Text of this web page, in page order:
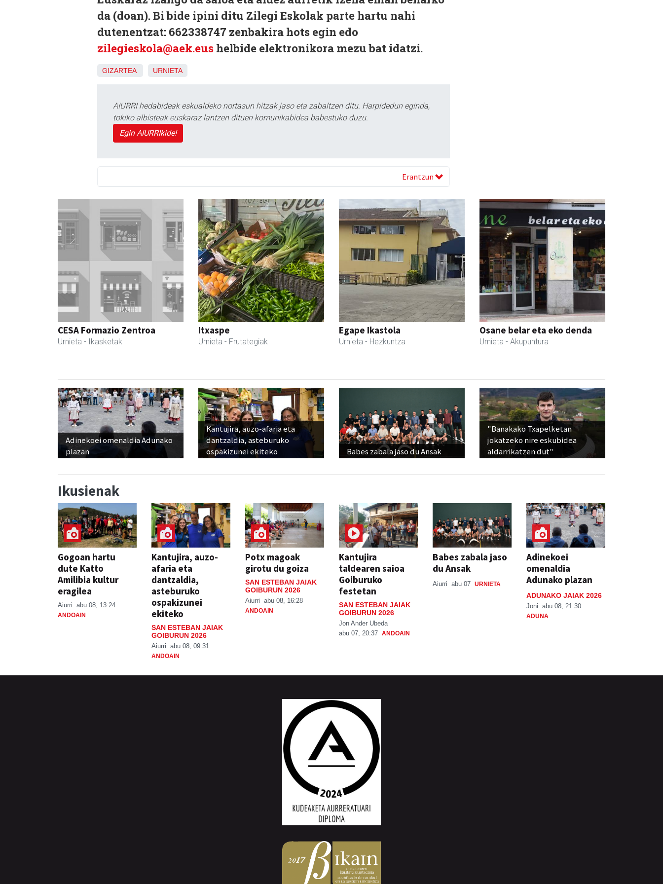
da (doan). Bi bide ipini ditu Zilegi Eskolak parte hartu nahi
dutenentzat: 662338747 zenbakira hots egin edo
zilegieskola@aek.eus helbide elektronikora mezu bat idatzi.
GIZARTEA URNIETA
AIURRI hedabideak eskualdeko nortasun hitzak jaso eta zabaltzen ditu. Harpidedun eginda,
tokiko albisteak euskaraz lantzen dituen komunikabidea babestuko duzu.
Egin AIURRIkide!
Erantzun
CESA Formazio Zentroa
Urnieta - Ikasketak
Itxaspe
Urnieta - Frutategiak
Egape Ikastola
Urnieta - Hezkuntza
Osane belar eta eko denda
Urnieta - Akupuntura
Adinekoei omenaldia Adunako
plazan
Kantujira, auzo-afaria eta
dantzaldia, asteburuko
ospakizunei ekiteko
Babes zabala jaso du Ansak
"Banakako Txapelketan
jokatzeko nire eskubidea
aldarrikatzen dut"
Ikusienak
Gogoan hartu
dute Katto
Amilibia kultur
eragilea
Aiurri abu 08, 13:24
ANDOAIN
Kantujira, auzo-
afaria eta
dantzaldia,
asteburuko
ospakizunei
ekiteko
SAN ESTEBAN JAIAK
GOIBURUN 2026
Aiurri abu 08, 09:31
ANDOAIN
Potx magoak
girotu du goiza
SAN ESTEBAN JAIAK
GOIBURUN 2026
Aiurri abu 08, 16:28
ANDOAIN
Kantujira
taldearen saioa
Goiburuko
festetan
SAN ESTEBAN JAIAK
GOIBURUN 2026
Jon Ander Ubeda
abu 07, 20:37 ANDOAIN
Babes zabala jaso
du Ansak
Aiurri abu 07 URNIETA
Adinekoei
omenaldia
Adunako plazan
ADUNAKO JAIAK 2026
Joni abu 08, 21:30
ADUNA